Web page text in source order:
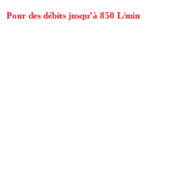
Pour des débits jusqu’à 850 L/min